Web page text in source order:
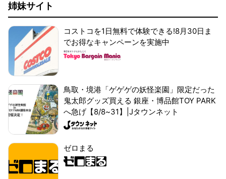
姉妹サイト
コストコを1日無料で体験できる!8月30日ま
でお得なキャンペーンを実施中
鳥取・境港「ゲゲゲの妖怪楽園」限定だった
鬼太郎グッズ買える 銀座・博品館TOY PARK
へ急げ【8/8~31】|Jタウンネット
ゼロまる